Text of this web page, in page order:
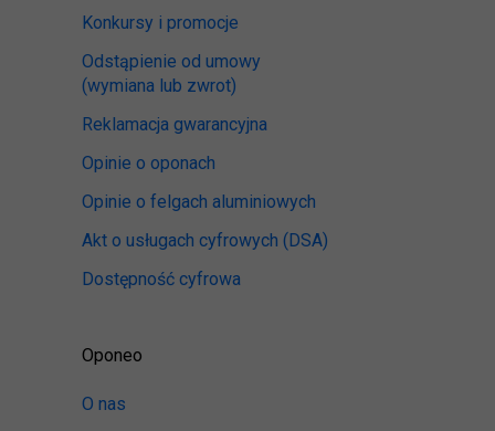
Konkursy i promocje
Odstąpienie od umowy
(wymiana lub zwrot)
Reklamacja gwarancyjna
Opinie o oponach
Opinie o felgach aluminiowych
Akt o usługach cyfrowych (DSA)
Dostępność cyfrowa
Oponeo
O nas